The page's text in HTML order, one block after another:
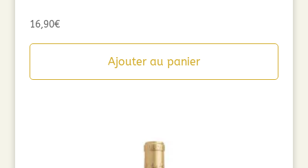
16,90€
Ajouter au panier